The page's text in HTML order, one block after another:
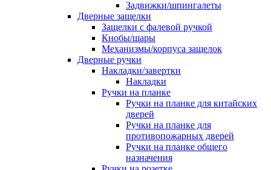
Задвижки/шпингалеты
Дверные защелки
Защелки с фалевой ручкой
Кнобы/шары
Механизмы/корпуса защелок
Дверные ручки
Накладки/завертки
Накладки
Ручки на планке
Ручки на планке для китайских
дверей
Ручки на планке для
противопожарных дверей
Ручки на планке общего
назначения